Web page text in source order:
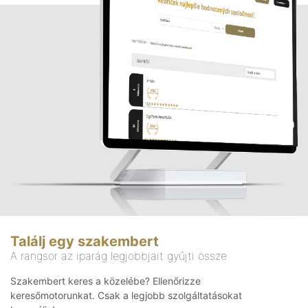
Találj egy szakembert
A rangsor az iparág legjobbjait gyűjti össze
Szakembert keres a közelébe? Ellenőrizze
keresőmotorunkat. Csak a legjobb szolgáltatásokat